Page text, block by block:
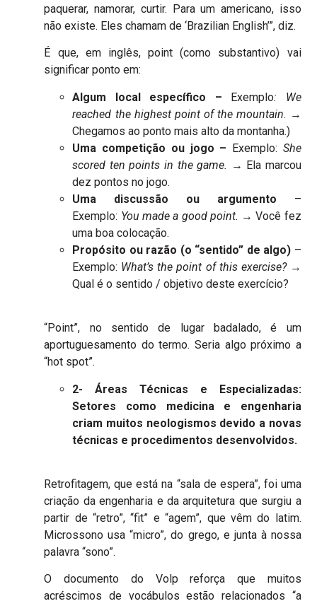
paquerar, namorar, curtir. Para um americano, isso
não existe. Eles chamam de ‘Brazilian English’”, diz.
É que, em inglês, point (como substantivo) vai
significar ponto em:
Algum local específico – Exemplo: We
reached the highest point of the mountain. →
Chegamos ao ponto mais alto da montanha.)
Uma competição ou jogo – Exemplo: She
scored ten points in the game. → Ela marcou
dez pontos no jogo.
Uma discussão ou argumento –
Exemplo: You made a good point. → Você fez
uma boa colocação.
Propósito ou razão (o “sentido” de algo) –
Exemplo: What’s the point of this exercise? →
Qual é o sentido / objetivo deste exercício?
“Point”, no sentido de lugar badalado, é um
aportuguesamento do termo. Seria algo próximo a
“hot spot”.
2- Áreas Técnicas e Especializadas:
Setores como medicina e engenharia
criam muitos neologismos devido a novas
técnicas e procedimentos desenvolvidos.
Retrofitagem, que está na “sala de espera”, foi uma
criação da engenharia e da arquitetura que surgiu a
partir de “retro”, “fit” e “agem”, que vêm do latim.
Microssono usa “micro”, do grego, e junta à nossa
palavra “sono”.
O documento do Volp reforça que muitos
acréscimos de vocábulos estão relacionados “a